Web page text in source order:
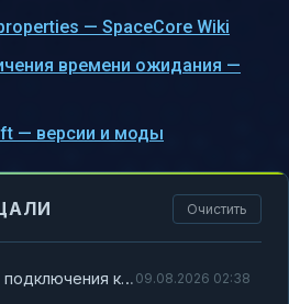
— SpaceCore Wiki
времени ожидания —
— версии и моды
Очистить
Как увеличить время подключения к серверу Minecraft 09.08.2026 02:38